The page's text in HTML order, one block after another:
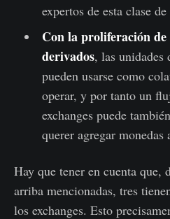
expertos de esta clase
Con la proliferación de
derivados, las unidades
pueden usarse como
operar, y por tanto un
exchanges puede
querer agregar monedas
Hay que tener en cuenta que,
arriba mencionadas, tres
los exchanges. Esto